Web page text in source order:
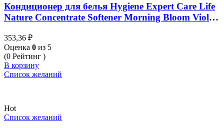
Кондиционер для белья Hygiene Expert Care Life
Nature Concentrate Softener Morning Bloom Violet
353,36 ₽
Оценка 0 из 5
(0 Рейтинг )
В корзину
Список желаний
Hot
Список желаний